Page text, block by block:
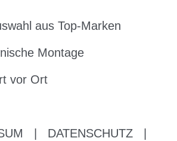
aus Top-Marken
Montage
vor Ort
DATENSCHUTZ